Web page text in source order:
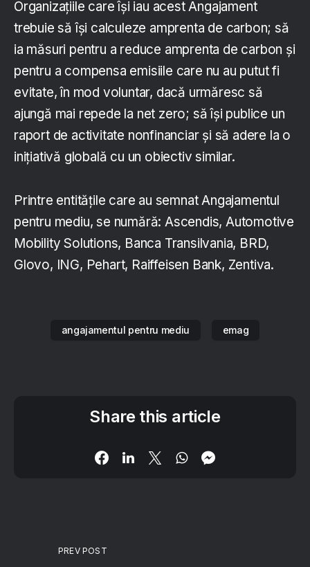
Organizațiile care își iau acest Angajament
trebuie să își calculeze amprenta de carbon; să
ia măsuri pentru a reduce amprenta de carbon și
pentru a compensa emisiile care nu au putut fi
evitate, în mod voluntar, dacă urmăresc să
ajungă mai repede la net zero; să își publice un
raport de activitate nonfinanciar și să adere la o
inițiativă globală cu un obiectiv similar.
Printre entitățile care au semnat Angajamentul
pentru mediu, se numără: Ascendis, Automotive
Mobility Solutions, Banca Transilvania, BRD,
Glovo, ING, Pehart, Raiffeisen Bank, Zentiva.
angajamentul pentru mediu emag
Share this article
PREV POST